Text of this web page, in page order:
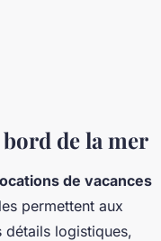
de la mer
de vacances
permettent aux
détails logistiques,